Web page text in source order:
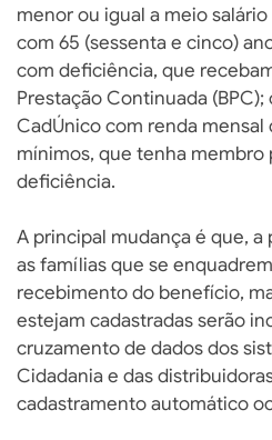
menor ou igual a meio
com 65 (sessenta e cinco)
com deficiência, que
Prestação Continuada
CadÚnico com renda mensal
mínimos, que tenha
deficiência.
A principal mudança é que, a
as famílias que se
recebimento do benefício,
estejam cadastradas serão
cruzamento de dados dos
Cidadania e das
cadastramento automático